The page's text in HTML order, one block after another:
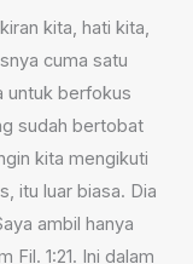
kita, hati kita,
cuma satu
untuk berfokus
sudah bertobat
kita mengikuti
itu luar biasa. Dia
ambil hanya
Fil. 1:21. Ini dalam